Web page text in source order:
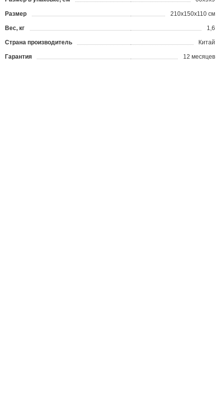
Размер 210х150х110 см
Вес, кг 1,6
Страна производитель Китай
Гарантия 12 месяцев